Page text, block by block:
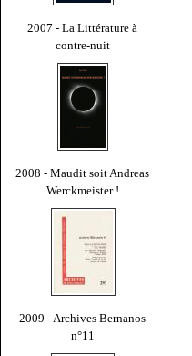
2007 - La Littérature à
contre-nuit
2008 - Maudit soit Andreas
Werckmeister !
2009 - Archives Bernanos
n°11